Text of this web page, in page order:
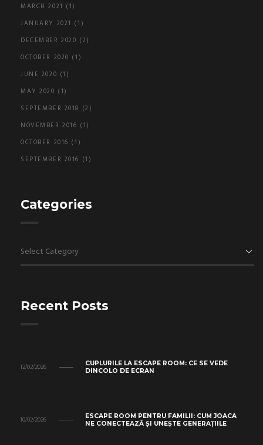
MARCH 2021 (1)
JANUARY 2021 (1)
DECEMBER 2020 (2)
OCTOBER 2020 (1)
JUNE 2020 (1)
MAY 2020 (1)
SEPTEMBER 2018 (2)
NOVEMBER 2016 (1)
OCTOBER 2016 (1)
SEPTEMBER 2016 (1)
Categories
Categories
Recent Posts
12/02/2026
CUPLURILE LA ESCAPE ROOM: CE SE VEDE
DINCOLO DE ECRAN
10/02/2026
ESCAPE ROOM PENTRU FAMILII: CUM JOACA
NE CONECTEAZĂ ȘI UNEȘTE GENERAȚIILE